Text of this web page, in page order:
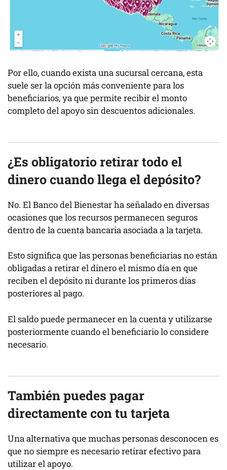
Por ello, cuando exista una sucursal cercana, esta
suele ser la opción más conveniente para los
beneficiarios, ya que permite recibir el monto
completo del apoyo sin descuentos adicionales.
¿Es obligatorio retirar todo el
dinero cuando llega el depósito?
No. El Banco del Bienestar ha señalado en diversas
ocasiones que los recursos permanecen seguros
dentro de la cuenta bancaria asociada a la tarjeta.
Esto significa que las personas beneficiarias no están
obligadas a retirar el dinero el mismo día en que
reciben el depósito ni durante los primeros días
posteriores al pago.
El saldo puede permanecer en la cuenta y utilizarse
posteriormente cuando el beneficiario lo considere
necesario.
También puedes pagar
directamente con tu tarjeta
Una alternativa que muchas personas desconocen es
que no siempre es necesario retirar efectivo para
utilizar el apoyo.